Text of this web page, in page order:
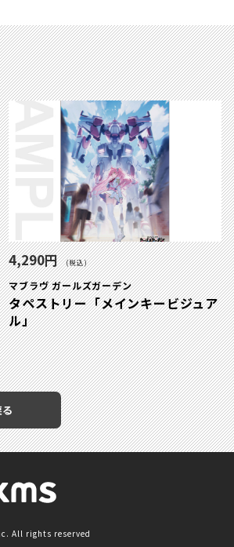
4,290円 (税込)
マブラヴ ガールズガーデン
タペストリー「メインキービジュア
ル」
All rights reserved